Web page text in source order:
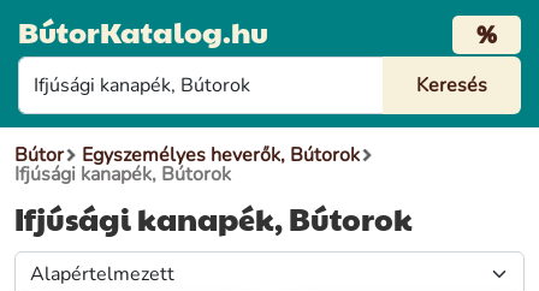
BútorKatalog.hu %
Bútor Egyszemélyes heverők, Bútorok
Ifjúsági kanapék, Bútorok
Ifjúsági kanapék, Bútorok